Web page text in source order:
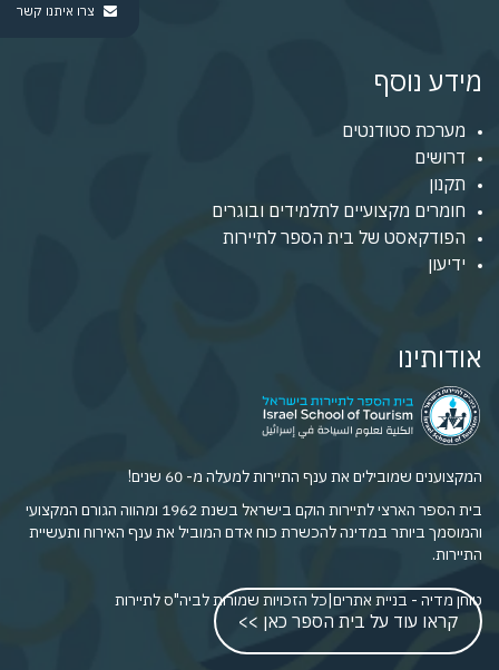
צרו איתנו קשר
מידע נוסף
מערכת סטודנטים
דרושים
תקנון
חומרים מקצועיים לתלמידים ובוגרים
הפודקאסט של בית הספר לתיירות
ידיעון
אודותינו
המקצוענים שמובילים את ענף התיירות למעלה מ- 60 שנים!
בית הספר הארצי לתיירות הוקם בישראל בשנת 1962 ומהווה הגורם המקצועי
והמוסמך ביותר במדינה להכשרת כוח אדם המוביל את ענף האירוח ותעשיית
התיירות.
קראו עוד על בית הספר כאן >>
כל הזכויות שמורות לביה"ס לתיירות|טוחן מדיה - בניית אתרים